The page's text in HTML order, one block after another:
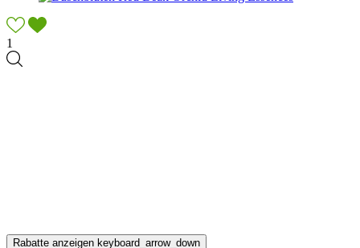
1
Rabatte anzeigen keyboard_arrow_down